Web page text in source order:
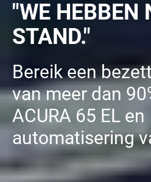
"WE HEBBEN
STAND."
Bereik een
van meer dan
ACURA 65 EL en
automatisering